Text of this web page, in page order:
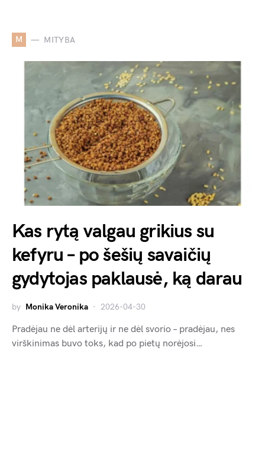
M MITYBA
Kas rytą valgau grikius su
kefyru – po šešių savaičių
gydytojas paklausė, ką darau
by Monika Veronika 2026-04-30
Pradėjau ne dėl arterijų ir ne dėl svorio – pradėjau, nes
virškinimas buvo toks, kad po pietų norėjosi…